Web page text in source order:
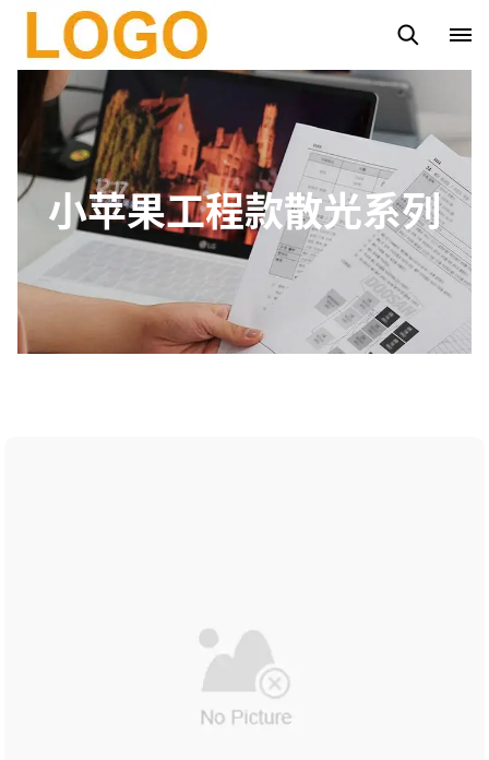
路灯杆 太阳能路灯 市电投光灯系列
小苹果工程款散光系列